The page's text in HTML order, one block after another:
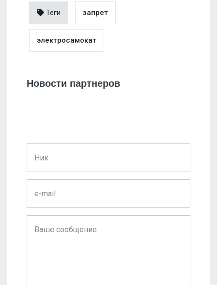
Теги запрет
электросамокат
Новости партнеров